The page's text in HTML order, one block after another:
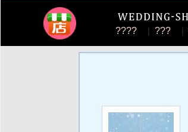
???? | ??? |